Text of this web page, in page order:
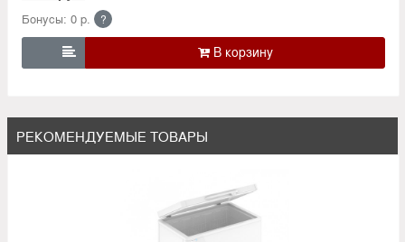
Бонусы: 0 р. ?

РЕКОМЕНДУЕМЫЕ ТОВАРЫ